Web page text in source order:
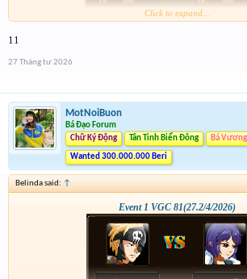
Click to expand...
11
27 Tháng tư 2026
MotNoiBuon
Bá Đạo Forum
Chữ Ký Động
Tân Tinh Biển Đông Bá
Wanted 300.000.000 Beri
Belinda said: ↑
Event 1 VGC 81(27.2/4/2026)